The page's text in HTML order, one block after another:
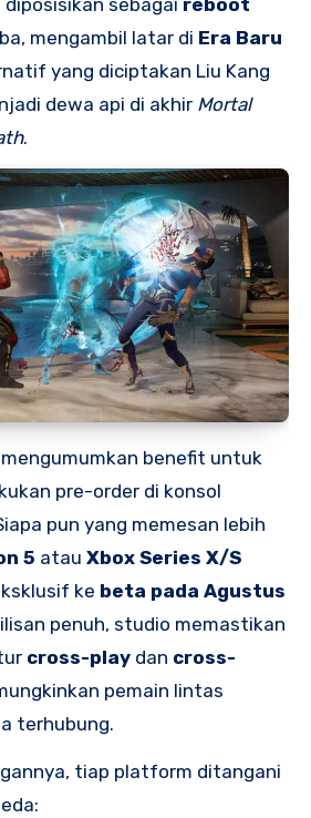
diposisikan sebagai reboot
mengambil latar di Era Baru
yang diciptakan Liu Kang
dewa api di akhir Mortal
.
benefit untuk
pre-order di konsol
pun yang memesan lebih
5 atau Xbox Series X/S
ke beta pada Agustus
penuh, studio memastikan
cross-play dan cross-
pemain lintas
terhubung.
tiap platform ditangani